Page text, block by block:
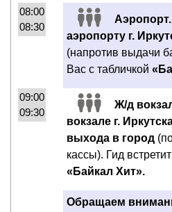
08:00
08:30
Аэропорт.
аэропорту г.
(напротив выдачи
Вас с табличкой
09:00
09:30
Ж/д
вокзале г.
выхода в город
кассы). Гид
«Байкал Хит».
Обращаем